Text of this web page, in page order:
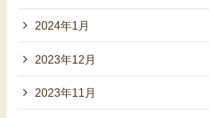
2024年1月
2023年12月
2023年11月